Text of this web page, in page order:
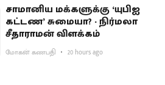
சாமானிய மக்களுக்கு ‘யுபிஐ
கட்டண’ சுமையா? - நிர்மலா
சீதாராமன் விளக்கம்
மோகன் கணபதி 20 hours ago